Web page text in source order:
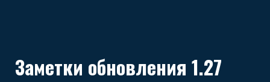
Заметки обновления 1.27